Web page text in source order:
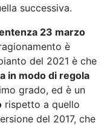
successiva.
23 marzo
è
del 2021 è che
in modo di regola
grado, ed è un
rispetto a quello
del 2017, che